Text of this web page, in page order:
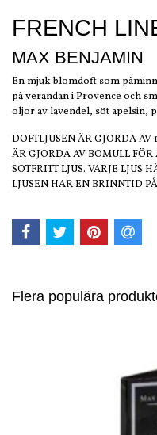
FRENCH
MAX BENJAMIN
En mjuk blomdoft som
på verandan i Provence och
oljor av lavendel, söt apelsin,
DOFTLJUSEN ÄR GJORDA
ÄR GJORDA AV BOMULL FÖR
SOTFRITT LJUS. VARJE LJUS
LJUSEN HAR EN BRINNTID
Flera populära